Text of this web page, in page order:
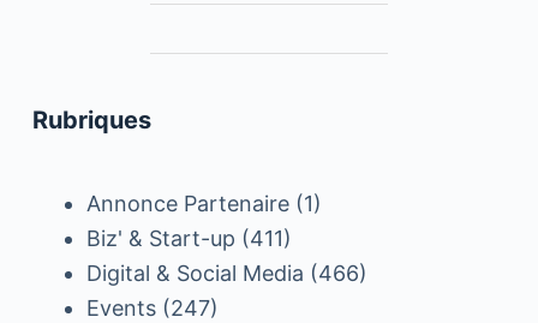
Rubriques
Annonce Partenaire(1)
Biz' & Start-up (411)
Digital & Social Media (466)
Events(247)